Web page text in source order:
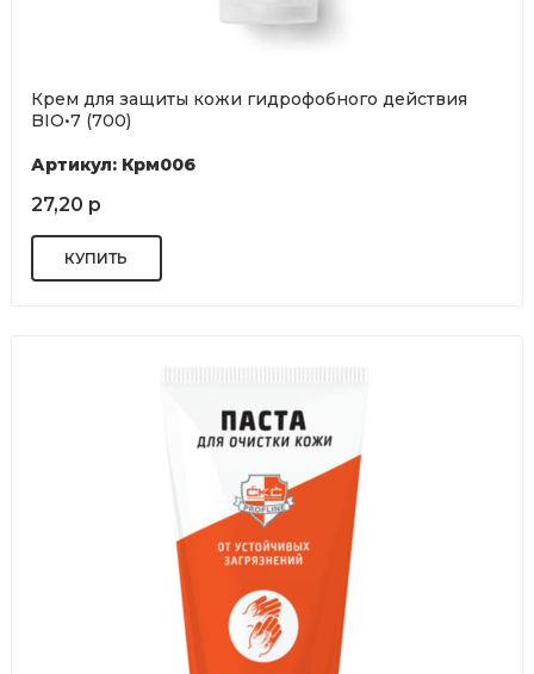
Крем для защиты кожи гидрофобного действия
BIO•7 (700)
Артикул: Крм006
27,20 р